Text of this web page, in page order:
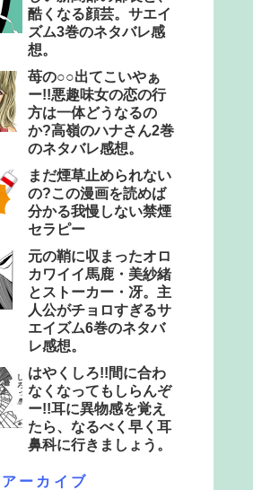
酷くなる顔芸。サエイ
ズム3巻のネタバレ感
想。
苺の○○出てこいやぁ
ー!!悪趣味女の恋の行
方は一体どうなるの
か?高嶺のハナさん2巻
のネタバレ感想。
まだ煙草止められない
の?この漫画を読めば
分かる我慢しない禁煙
セラピー
元の鞘に収まったオロ
カワイイ馬鹿・美紗緒
とストーカー・冴。主
人公がチョロすぎるサ
エイズム6巻のネタバ
レ感想。
はやくしろ!!間に合わ
なくなってもしらんぞ
ー!!耳に異物感を覚え
たら、なるべく早く耳
鼻科に行きましょう。
アーカイブ